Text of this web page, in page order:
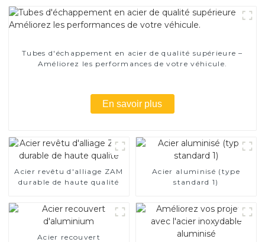
Tubes d'échappement en acier de qualité supérieure –
Améliorez les performances de votre véhicule.
En savoir plus
Acier revêtu d'alliage ZAM
durable de haute qualité
Acier aluminisé (type
standard 1)
Acier recouvert